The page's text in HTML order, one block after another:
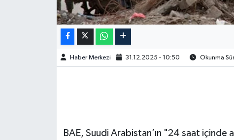
Haber Merkezi 31.12.2025 - 10:50 Okunma
BAE, Suudi Arabistan’ın "24 saat